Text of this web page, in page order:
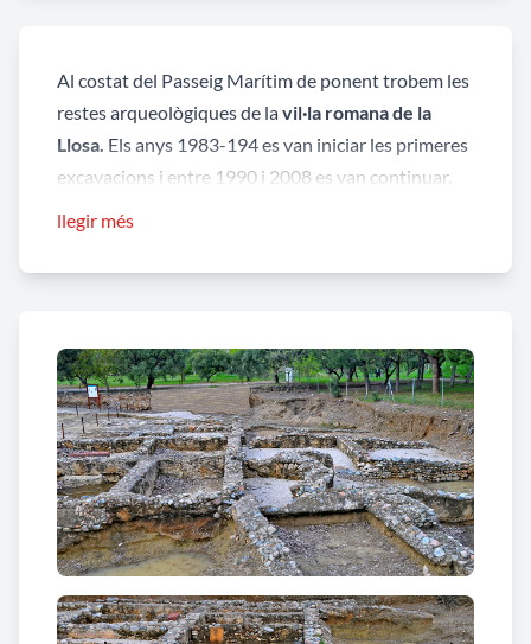
Al costat del Passeig Marítim de ponent trobem les
restes arqueològiques de lavil·la romana de la
Llosa. Els anys 1983-194 es van iniciar les primeres
excavacions i entre 1990 i 2008 es van continuar,
restes d’una vil·la romana, situada estratègicament
cultiu. La vil·la de la Llosa ocuparia un solar més o
menys rectangular d'uns 17500 m² (70 per 250 m),
dividit en dues zones ben diferenciades: lapars
rusticao de treball i lapars urbanao residencial.
La zona més septentrional (pars rustica) amb una
estructura en forma de U que podrien ser
magatzems o estances pels esclaus que treballaven
per a l'amo, caracteritzada per troballes de
llegir més